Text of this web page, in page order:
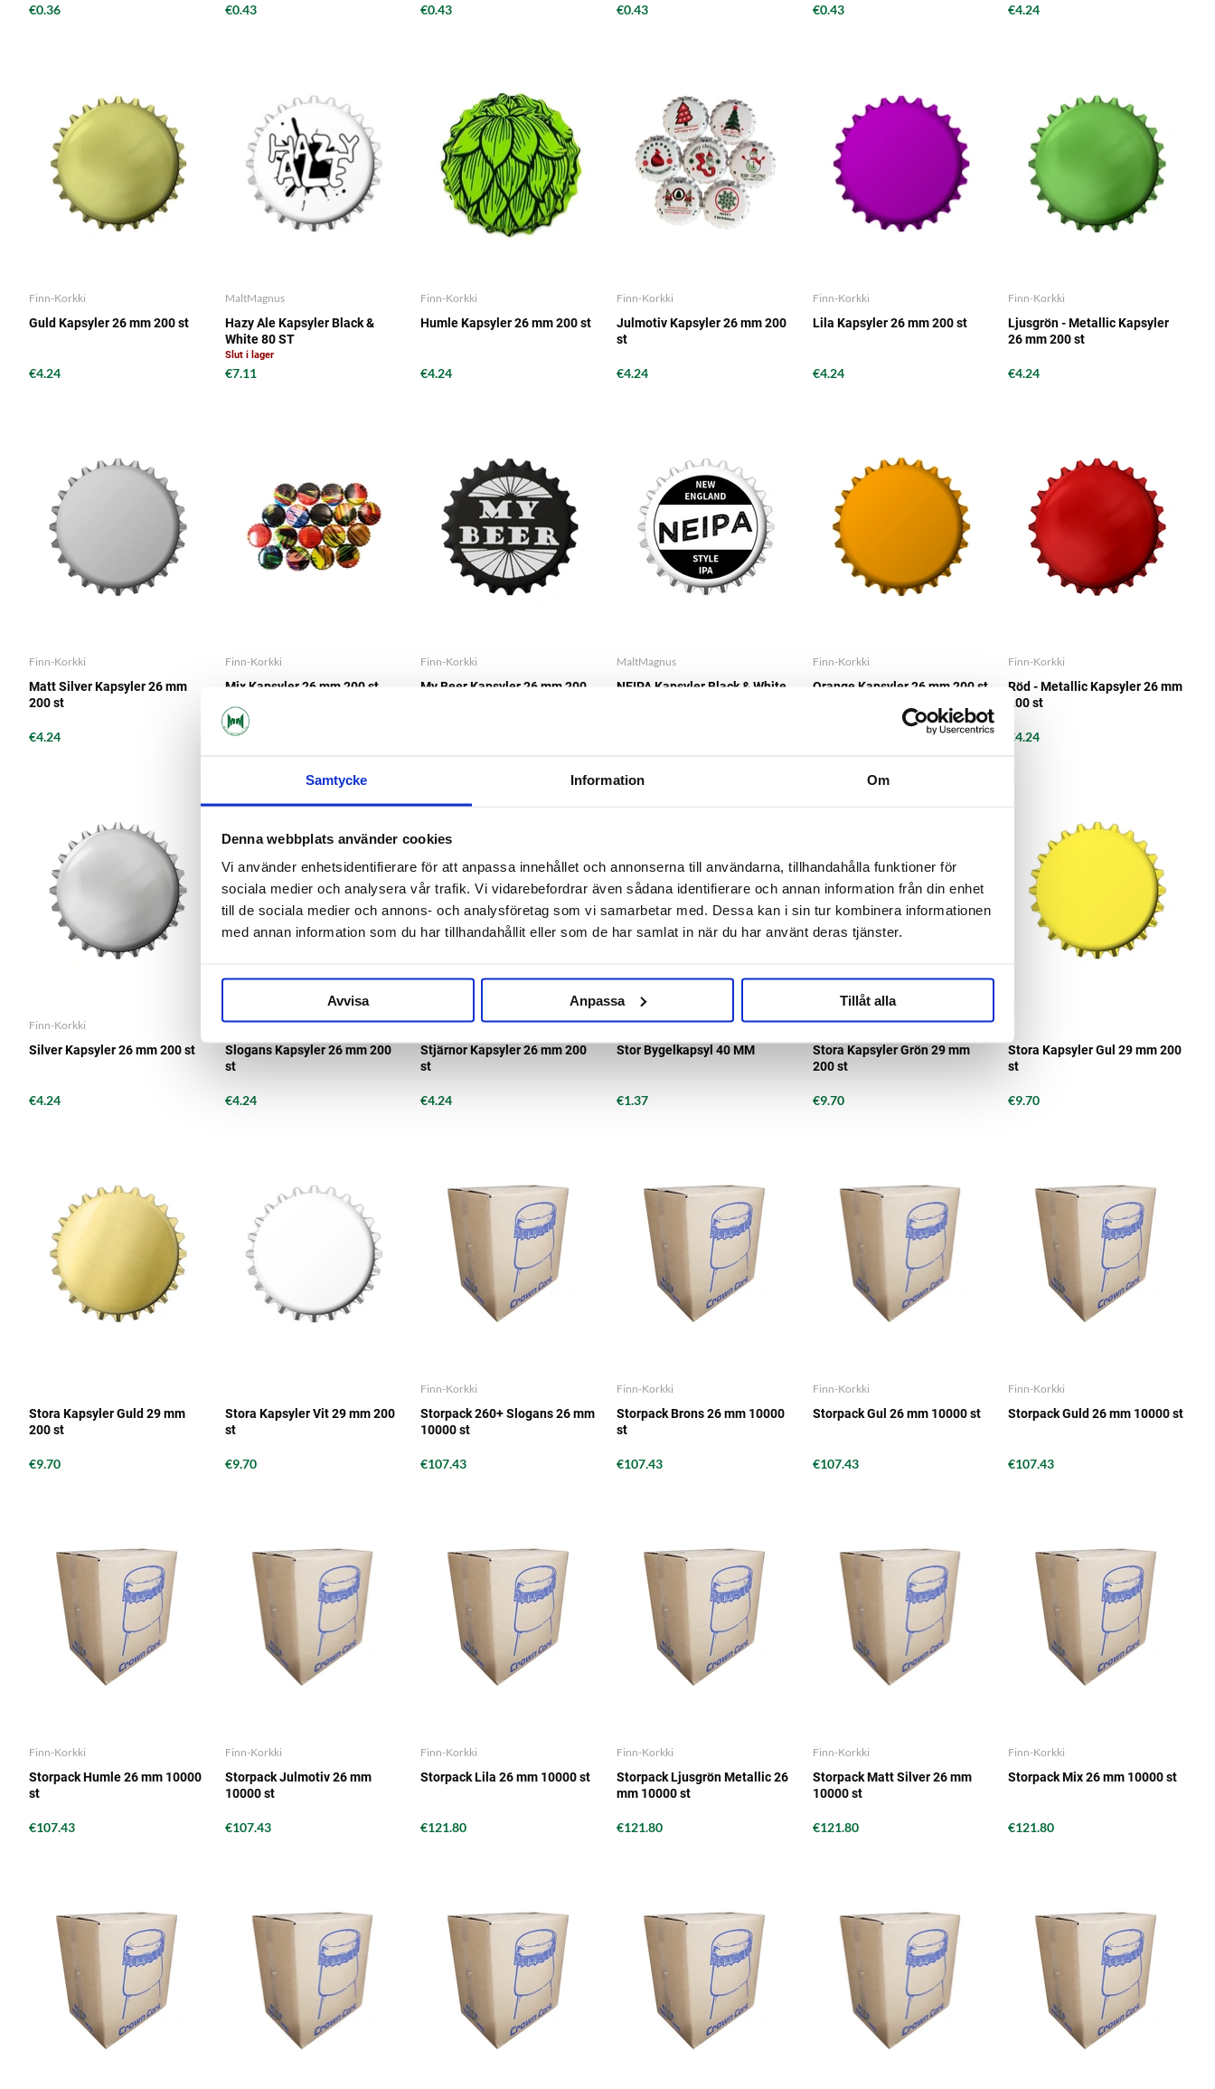
Samtycke Information Om
Denna webbplats använder cookies
Vi använder enhetsidentifierare för att anpassa innehållet och annonserna till användarna, tillhandahålla funktioner för
sociala medier och analysera vår trafik. Vi vidarebefordrar även sådana identifierare och annan information från din enhet
till de sociala medier och annons- och analysföretag som vi samarbetar med. Dessa kan i sin tur kombinera informationen
med annan information som du har tillhandahållit eller som de har samlat in när du har använt deras tjänster.
Avvisa Anpassa Tillåt alla
€0.36 €0.43 €0.43 €0.43 €0.43 €4.24
Finn-Korkki
Guld Kapsyler 26 mm 200 st
€4.24
MaltMagnus
Hazy Ale Kapsyler Black &
White 80 ST
Slut i lager
€7.11
Finn-Korkki
Humle Kapsyler 26 mm 200 st
€4.24
Finn-Korkki
Julmotiv Kapsyler 26 mm 200
st
€4.24
Finn-Korkki
Lila Kapsyler 26 mm 200 st
€4.24
Finn-Korkki
Ljusgrön - Metallic Kapsyler
26 mm 200 st
€4.24
Finn-Korkki
Matt Silver Kapsyler 26 mm
200 st
€4.24
Finn-Korkki
Mix Kapsyler 26 mm 200 st
€4.24
Finn-Korkki
My Beer Kapsyler 26 mm 200
MaltMagnus
NEIPA Kapsyler Black & White
Finn-Korkki
Orange Kapsyler 26 mm 200 st
Finn-Korkki
Röd - Metallic Kapsyler 26 mm
200 st
€4.24
Finn-Korkki
Silver Kapsyler 26 mm 200 st
€4.24
Finn-Korkki
Slogans Kapsyler 26 mm 200
st
€4.24
Finn-Korkki
Stjärnor Kapsyler 26 mm 200
st
€4.24
Stor Bygelkapsyl 40 MM
€1.37
Stora Kapsyler Grön 29 mm
200 st
€9.70
Stora Kapsyler Gul 29 mm 200
st
€9.70
Stora Kapsyler Guld 29 mm
200 st
€9.70
Stora Kapsyler Vit 29 mm 200
st
€9.70
Finn-Korkki
Storpack 260+ Slogans 26 mm
10000 st
€107.43
Finn-Korkki
Storpack Brons 26 mm 10000
st
€107.43
Finn-Korkki
Storpack Gul 26 mm 10000 st
€107.43
Finn-Korkki
Storpack Guld 26 mm 10000 st
€107.43
Finn-Korkki
Storpack Humle 26 mm 10000
st
€107.43
Finn-Korkki
Storpack Julmotiv 26 mm
10000 st
€107.43
Finn-Korkki
Storpack Lila 26 mm 10000 st
€121.80
Finn-Korkki
Storpack Ljusgrön Metallic 26
mm 10000 st
€121.80
Finn-Korkki
Storpack Matt Silver 26 mm
10000 st
€121.80
Finn-Korkki
Storpack Mix 26 mm 10000 st
€121.80